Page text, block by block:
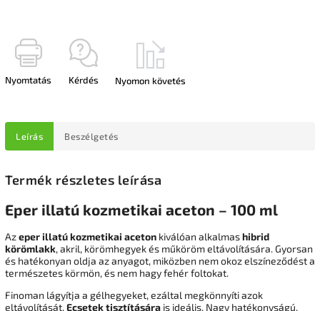
Nyomtatás Kérdés Nyomon követés
Leírás Beszélgetés
Termék részletes leírása
Eper illatú kozmetikai aceton – 100 ml
Azeper illatú kozmetikai aceton kiválóan alkalmashibrid
körömlakk, akril, körömhegyek és műköröm eltávolítására. Gyorsan
és hatékonyan oldja az anyagot, miközben nem okoz elszíneződést a
természetes körmön, és nem hagy fehér foltokat.
Finoman lágyítja a gélhegyeket, ezáltal megkönnyíti azok
eltávolítását.Ecsetek tisztítására is ideális. Nagy hatékonyságú,